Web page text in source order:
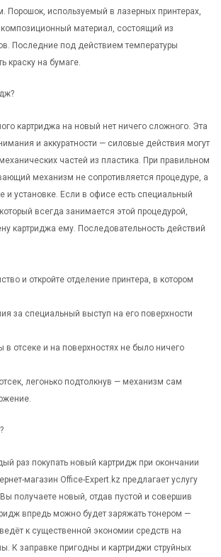
Порошок, используемый в лазерных принтерах,
материал, состоящий из
Последние под действием температуры
краску на бумаге.
картриджа на новый нет ничего сложного. Эта
и аккуратности — силовые действия могут
частей из пластика. При правильном
механизм не сопротивляется процедуре, а
и установке. Если в офисе есть специальный
всегда занимается этой процедурой,
картриджа ему. Последовательность действий
и откройте отделение принтера, в котором
за специальный выступ на его поверхности
в отсеке и на поверхностях не было ничего
легонько подтолкнув — механизм сам
раз покупать новый картридж при окончании
магазин Office-Expert.kz предлагает услугу
получаете новый, отдав пустой и совершив
впредь можно будет заряжать тонером —
к существенной экономии средств на
К заправке пригодны и картриджи струйных